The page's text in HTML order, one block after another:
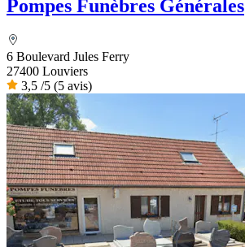
Pompes Funèbres Générales
6 Boulevard Jules Ferry
27400 Louviers
3,5 /5 (5 avis)